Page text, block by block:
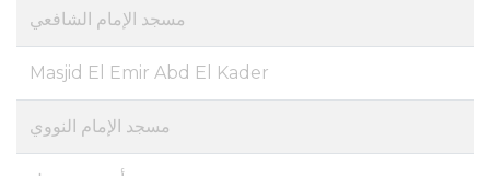
مسجد الإمام الشافعي
Masjid El Emir Abd El Kader
مسجد الإمام النووي